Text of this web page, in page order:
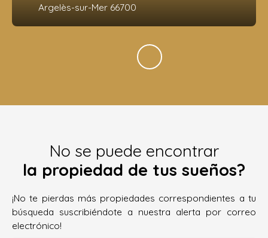
Argelès-sur-Mer 66700
No se puede encontrar
la propiedad de tus sueños?
¡No te pierdas más propiedades correspondientes a tu
búsqueda suscribiéndote a nuestra alerta por correo
electrónico!